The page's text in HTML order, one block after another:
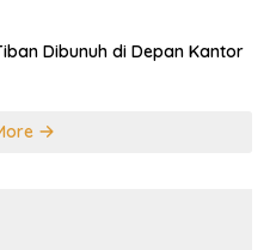
Dibunuh di Depan Kantor